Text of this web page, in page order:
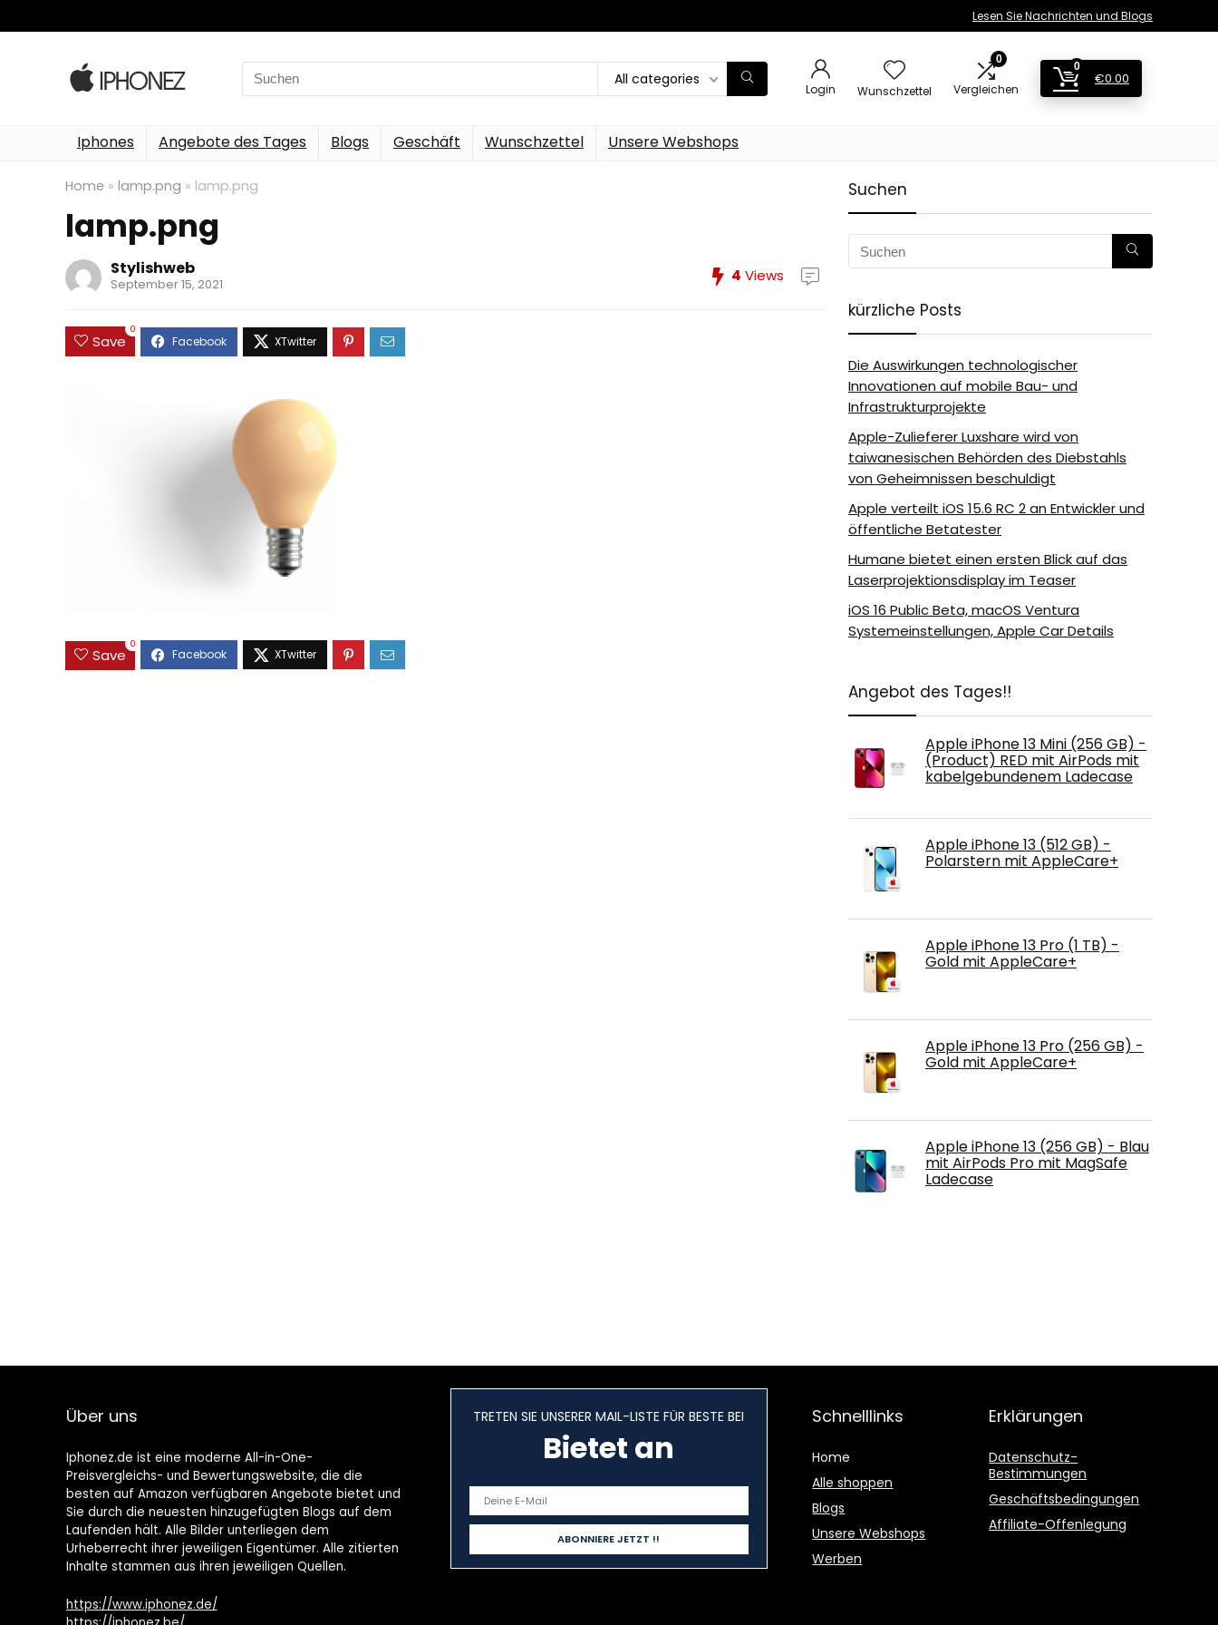
Lesen Sie Nachrichten und Blogs
Search
for:
All categories
Login Wunschzettel
0
Vergleichen
0
€0.00
Iphones Angebote des Tages Blogs Geschäft Wunschzettel Unsere Webshops
Home » lamp.png » lamp.png
lamp.png
Stylishweb
September 15, 2021 4 Views
Save
0
Save
0
Suchen
kürzliche Posts
Die Auswirkungen technologischer
Innovationen auf mobile Bau- und
Infrastrukturprojekte
Apple-Zulieferer Luxshare wird von
taiwanesischen Behörden des Diebstahls
von Geheimnissen beschuldigt
Apple verteilt iOS 15.6 RC 2 an Entwickler und
öffentliche Betatester
Humane bietet einen ersten Blick auf das
Laserprojektionsdisplay im Teaser
iOS 16 Public Beta, macOS Ventura
Systemeinstellungen, Apple Car Details
Angebot des Tages!!
Apple iPhone 13 Mini (256 GB) -
(Product) RED mit AirPods mit
kabelgebundenem Ladecase
Apple iPhone 13 (512 GB) -
Polarstern mit AppleCare+
Apple iPhone 13 Pro (1 TB) -
Gold mit AppleCare+
Apple iPhone 13 Pro (256 GB) -
Gold mit AppleCare+
Apple iPhone 13 (256 GB) - Blau
mit AirPods Pro mit MagSafe
Ladecase
Über uns
Iphonez.de ist eine moderne All-in-One-
Preisvergleichs- und Bewertungswebsite, die die
besten auf Amazon verfügbaren Angebote bietet und
Sie durch die neuesten hinzugefügten Blogs auf dem
Laufenden hält. Alle Bilder unterliegen dem
Urheberrecht ihrer jeweiligen Eigentümer. Alle zitierten
Inhalte stammen aus ihren jeweiligen Quellen.
https://www.iphonez.de/
TRETEN SIE UNSERER MAIL-LISTE FÜR BESTE BEI
Bietet an
Schnelllinks
Home
Alle shoppen
Blogs
Unsere Webshops
Werben
Erklärungen
Datenschutz-
Bestimmungen
Geschäftsbedingungen
Affiliate-Offenlegung